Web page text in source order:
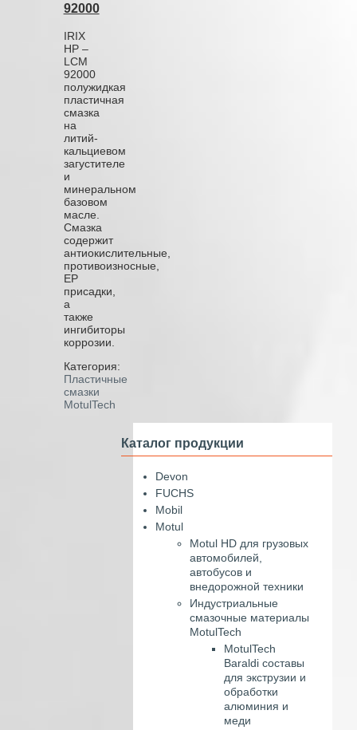
92000
IRIX
HP –
LCM
92000
полужидкая
пластичная
смазка
на
литий-
кальциевом
загустителе
и
минеральном
базовом
масле.
Смазка
содержит
антиокислительные,
противоизносные,
ЕР
присадки,
а
также
ингибиторы
коррозии.
Категория:
Пластичные
смазки
MotulTech
Каталог продукции
Devon
FUCHS
Mobil
Motul
Motul HD для грузовых
автомобилей,
автобусов и
внедорожной техники
Индустриальные
смазочные материалы
MotulTech
MotulTech
Baraldi составы
для экструзии и
обработки
алюминия и
меди